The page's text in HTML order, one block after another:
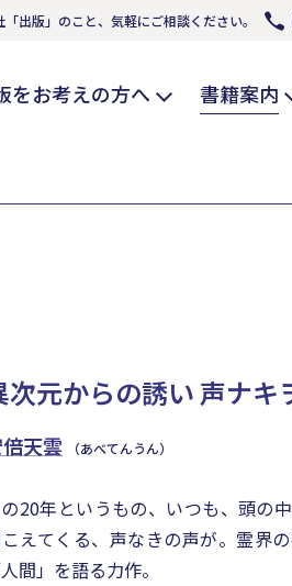
出版」のこと、気軽にご相談ください。
をお考えの方へ 書籍案内
次元からの誘い 声ナキ
天雲 （あべてんうん）
の20年というもの、いつも、頭の
えてくる、声なきの声が。霊界
人間」を語る力作。